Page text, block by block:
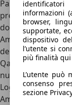
Passando al resto
prezzi di Renault
dove è proposta
America, il Medio
del Golfo Persico
Qatar. In Turchia,
nuova Renault
Logan di terza
America è ora
informazioni
browser,
supportate,
dispositivo
l’utente si
più finalità
L’utente può
consenso
sezione